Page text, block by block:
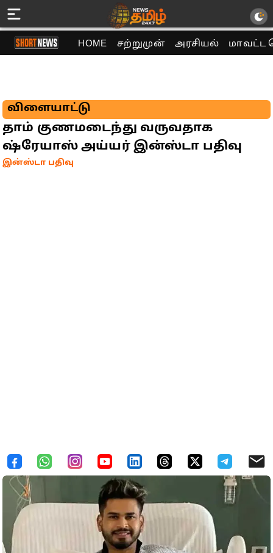
HOME சற்றுமுன் அரசியல் மாவட்ட
விளையாட்டு
தாம் குணமடைந்து வருவதாக
ஷ்ரேயாஸ் அய்யர் இன்ஸ்டா பதிவு
இன்ஸ்டா பதிவு